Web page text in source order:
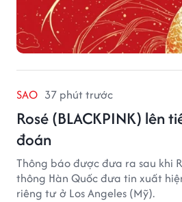
SAO 37 phút trước
Rosé (BLACKPINK) lên
đoán
Thông báo được đưa ra sau khi
thông Hàn Quốc đưa tin xuất
riêng tư ở Los Angeles (Mỹ).